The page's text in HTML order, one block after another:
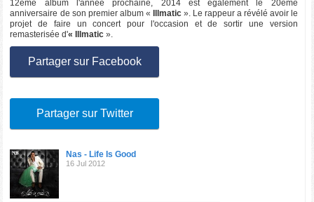
12ème album l'année prochaine, 2014 est également le 20ème
anniversaire de son premier album « Illmatic ». Le rappeur a révélé avoir le
projet de faire un concert pour l'occasion et de sortir une version
remasterisée d'« Illmatic».
Partager sur Facebook
Partager sur Twitter
Nas - Life Is Good
16 Jul 2012